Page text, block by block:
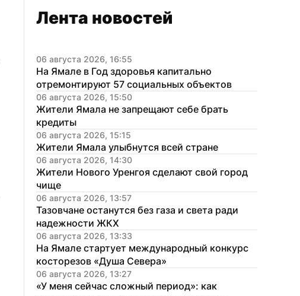
Лента новостей
06 августа 2026, 16:55
На Ямале в Год здоровья капитально
отремонтируют 57 социальных объектов
06 августа 2026, 15:50
Жители Ямала не запрещают себе брать
кредиты
06 августа 2026, 15:15
Жители Ямала улыбнутся всей стране
06 августа 2026, 14:30
Жители Нового Уренгоя сделают свой город
чище
06 августа 2026, 13:57
Тазовчане останутся без газа и света ради
надежности ЖКХ
06 августа 2026, 13:33
На Ямале стартует международный конкурс
косторезов «Душа Севера»
06 августа 2026, 13:27
«У меня сейчас сложный период»: как